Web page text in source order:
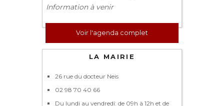
Information à venir
Voir l'agenda complet
LA MAIRIE
26 rue du docteur Neis
02 98 70 40 66
Du lundi au vendredi: de 09h à 12h et de